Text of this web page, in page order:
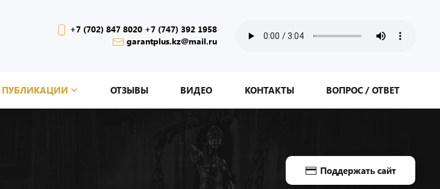
+7 (702) 847 8020 +7 (747) 392 1958
garantplus.kz@mail.ru
ПУБЛИКАЦИИ ОТЗЫВЫ ВИДЕО КОНТАКТЫ ВОПРОС / ОТВЕТ
Поддержать сайт